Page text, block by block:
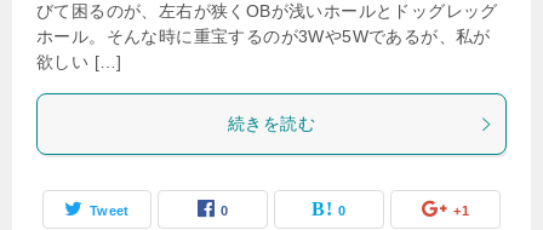
びて困るのが、左右が狭くOBが浅いホールとドッグレッグ
ホール。そんな時に重宝するのが3Wや5Wであるが、私が
欲しい […]
続きを読む
Tweet 0 0 +1